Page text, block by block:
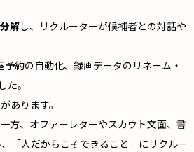
解し、リクルーターが候補者との対話や
約の自動化、録画データのリネーム・
た。
があります。
方、オファーレターやスカウト文面、書
「人だからこそできること」にリクルー